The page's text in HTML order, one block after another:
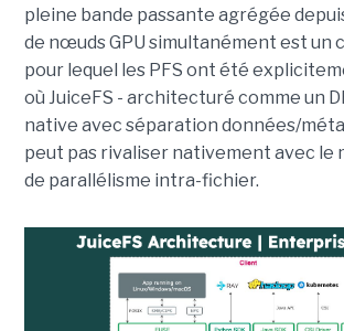
pleine bande passante agrégée
de nœuds GPU simultanément est un
pour lequel les PFS ont été
où JuiceFS - architecturé comme un
native avec séparation données/
peut pas rivaliser nativement avec le
de parallélisme intra-fichier.